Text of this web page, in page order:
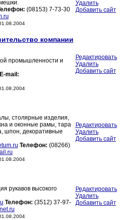
(08153) 7-73-30
Удалить
Добавить сайт
компании
промышленности и
E-mail:
Редактировать
Удалить
Добавить сайт
столярные изделия,
и оконные рамы, тара
шпон, декоративные
Телефон: (08266)
Редактировать
Удалить
Добавить сайт
рукавов высокого
Телефон: (3512) 37-97-
Редактировать
Удалить
Добавить сайт